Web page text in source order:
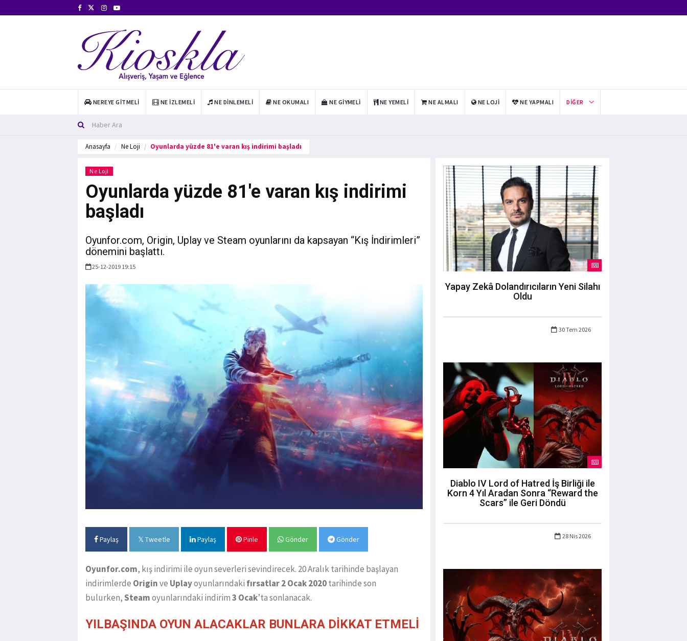
NEREYE GITMELI NE İZLEMELI NE DINLEMELI NE OKUMALI NE GIYMELI NE YEMELI NE ALMALI NE LOJI NE YAPMALI DIĞER
Anasayfa Ne Loji Oyunlarda yüzde 81'e varan kış indirimi başladı
Ne Loji
Oyunlarda yüzde 81'e varan kış indirimi
başladı
Oyunfor.com, Origin, Uplay ve Steam oyunlarını da kapsayan “Kış İndirimleri”
dönemini başlattı.
25-12-2019 19:15
Paylaş Tweetle Paylaş Pinle Gönder Gönder
Oyunfor.com, kış indirimi ile oyun severleri sevindirecek. 20 Aralık tarihinde başlayan
indirimlerde Originve Uplayoyunlarındaki fırsatlar 2 Ocak 2020tarihinde son
bulurken,Steamoyunlarındaki indirim3 Ocak’ta sonlanacak.
YILBAŞINDA OYUN ALACAKLAR BUNLARA DİKKAT ETMELİ
Yapay Zekâ Dolandırıcıların Yeni Silahı
Oldu
30 Tem 2026
Diablo IV Lord of Hatred İş Birliği ile
Korn 4 Yıl Aradan Sonra “Reward the
Scars” ile Geri Döndü
28 Nis 2026